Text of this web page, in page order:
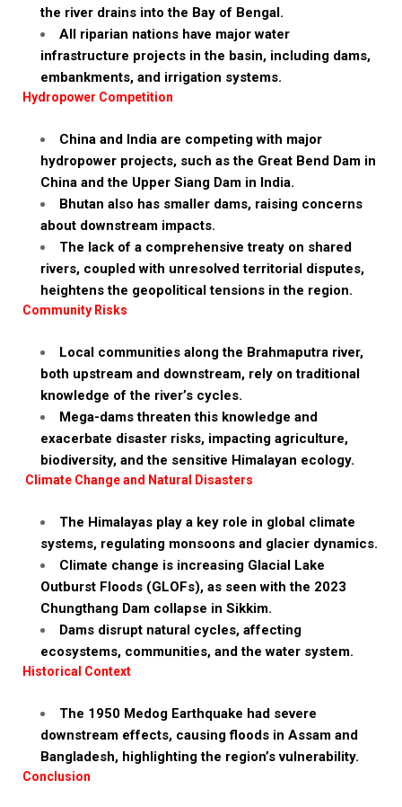
the river drains into the Bay of Bengal.
All riparian nations have major water
infrastructure projects in the basin, including dams,
embankments, and irrigation systems.
Hydropower Competition
China and India are competing with major
hydropower projects, such as the Great Bend Dam in
China and the Upper Siang Dam in India.
Bhutan also has smaller dams, raising concerns
about downstream impacts.
The lack of a comprehensive treaty on shared
rivers, coupled with unresolved territorial disputes,
heightens the geopolitical tensions in the region.
Community Risks
Local communities along the Brahmaputra river,
both upstream and downstream, rely on traditional
knowledge of the river’s cycles.
Mega-dams threaten this knowledge and
exacerbate disaster risks, impacting agriculture,
biodiversity, and the sensitive Himalayan ecology.
Climate Change and Natural Disasters
The Himalayas play a key role in global climate
systems, regulating monsoons and glacier dynamics.
Climate change is increasing Glacial Lake
Outburst Floods (GLOFs), as seen with the 2023
Chungthang Dam collapse in Sikkim.
Dams disrupt natural cycles, affecting
ecosystems, communities, and the water system.
Historical Context
The 1950 Medog Earthquake had severe
downstream effects, causing floods in Assam and
Bangladesh, highlighting the region’s vulnerability.
Conclusion